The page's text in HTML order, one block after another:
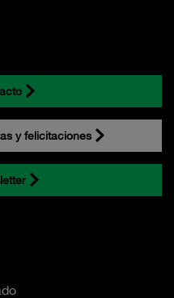
y felicitaciones